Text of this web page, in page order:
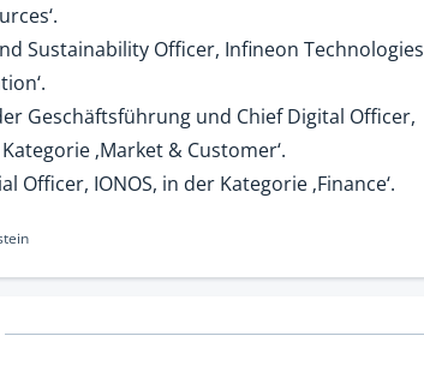
Sustainability Officer, Infineon Technologies
Geschäftsführung und Chief Digital Officer,
‚Market & Customer‘.
Officer, IONOS, in der Kategorie ‚Finance‘.